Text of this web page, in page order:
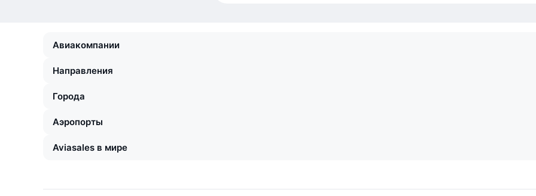
Авиакомпании
Направления
Города
Аэропорты
Aviasales в мире